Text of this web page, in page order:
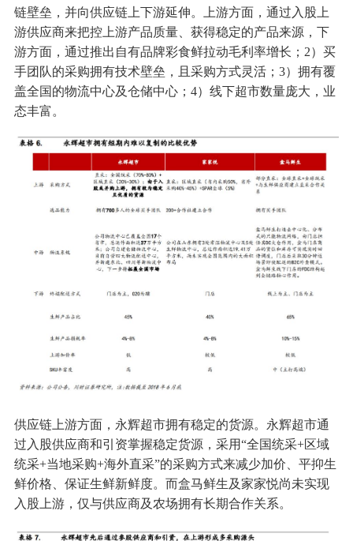
链壁垒，并向供应链上下游延伸。上游方面，通过入股上
游供应商来把控上游产品质量、获得稳定的产品来源，下
游方面，通过推出自有品牌彩食鲜拉动毛利率增长；2）买
手团队的采购拥有技术壁垒，且采购方式灵活；3）拥有覆
盖全国的物流中心及仓储中心；4）线下超市数量庞大，业
态丰富。
供应链上游方面，永辉超市拥有稳定的货源。永辉超市通
过入股供应商和引资掌握稳定货源，采用“全国统采+区域
统采+当地采购+海外直采”的采购方式来减少加价、平抑生
鲜价格、保证生鲜新鲜度。而盒马鲜生及家家悦尚未实现
入股上游，仅与供应商及农场拥有长期合作关系。